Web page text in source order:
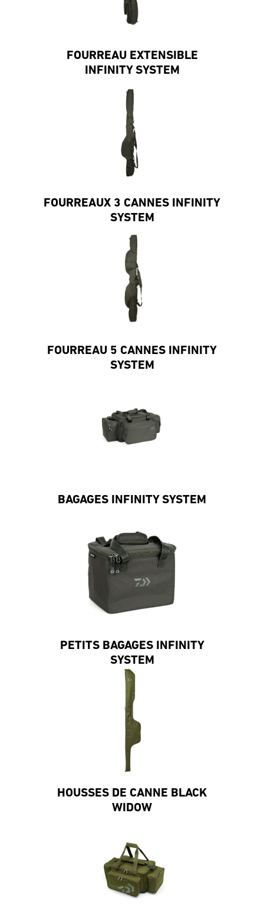
FOURREAU EXTENSIBLE
INFINITY SYSTEM
FOURREAUX 3 CANNES INFINITY
SYSTEM
FOURREAU 5 CANNES INFINITY
SYSTEM
BAGAGES INFINITY SYSTEM
PETITS BAGAGES INFINITY
SYSTEM
HOUSSES DE CANNE BLACK
WIDOW